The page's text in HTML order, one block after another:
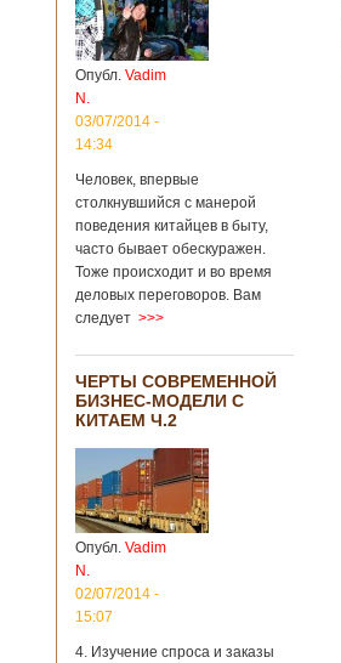
Опубл. Vadim
N.
03/07/2014 -
14:34
Человек, впервые
столкнувшийся с манерой
поведения китайцев в быту,
часто бывает обескуражен.
Тоже происходит и во время
деловых переговоров. Вам
следует >>>
ЧЕРТЫ СОВРЕМЕННОЙ
БИЗНЕС-МОДЕЛИ С
КИТАЕМ Ч.2
Опубл. Vadim
N.
02/07/2014 -
15:07
4. Изучение спроса и заказы